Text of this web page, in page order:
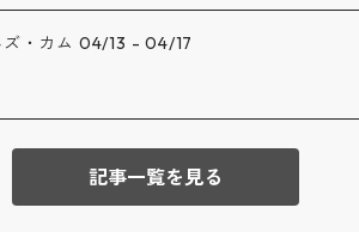
・カム 04/13 - 04/17
記事一覧を見る